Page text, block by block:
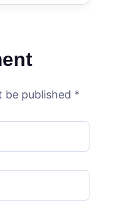
be published *